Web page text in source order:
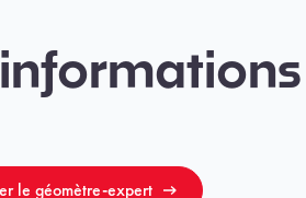
le géomètre-expert